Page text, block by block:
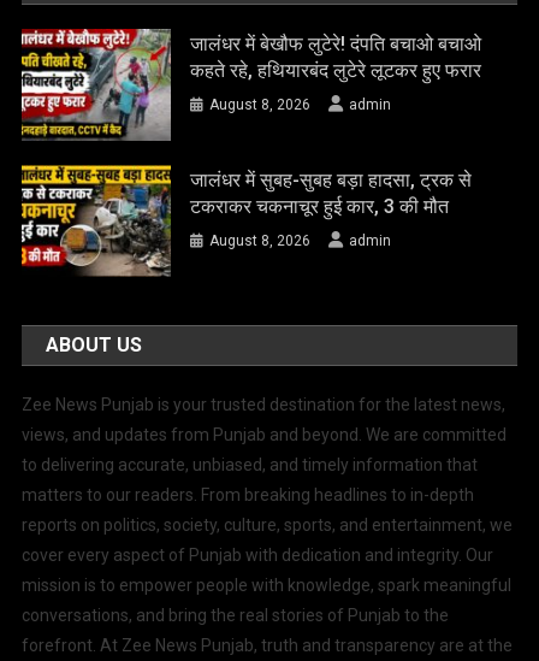
जालंधर में बेखौफ लुटेरे! दंपति बचाओ बचाओ
कहते रहे, हथियारबंद लुटेरे लूटकर हुए फरार
August 8, 2026 admin
जालंधर में सुबह-सुबह बड़ा हादसा, ट्रक से
टकराकर चकनाचूर हुई कार, 3 की मौत
August 8, 2026 admin
ABOUT US
Zee News Punjab is your trusted destination for the latest news,
views, and updates from Punjab and beyond. We are committed
to delivering accurate, unbiased, and timely information that
matters to our readers. From breaking headlines to in-depth
reports on politics, society, culture, sports, and entertainment, we
cover every aspect of Punjab with dedication and integrity. Our
mission is to empower people with knowledge, spark meaningful
conversations, and bring the real stories of Punjab to the
forefront. At Zee News Punjab, truth and transparency are at the